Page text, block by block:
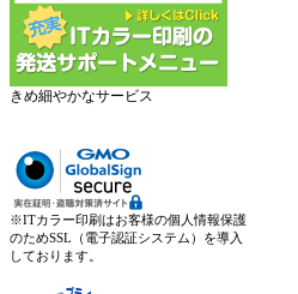
きめ細やかなサービス
※ITカラー印刷はお客様の個人情報保護
のためSSL（電子認証システム）を導入
しております。